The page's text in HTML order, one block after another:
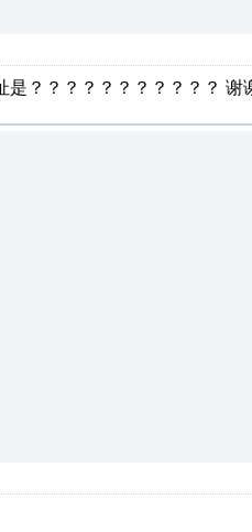
是？？？？？？？？？？？ 谢